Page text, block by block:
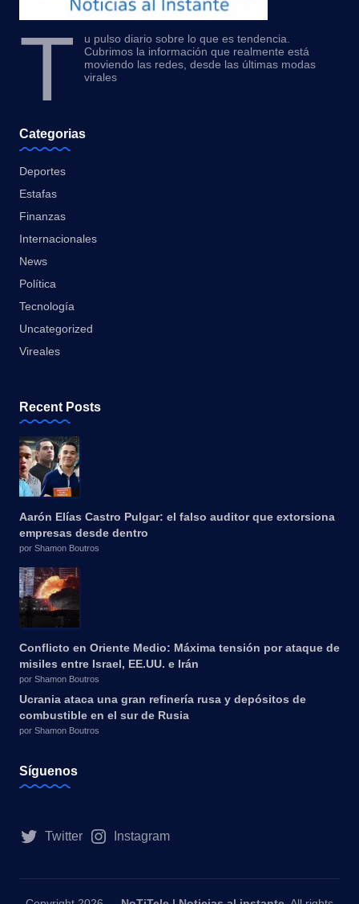
T
u pulso diario sobre lo que es tendencia.
Cubrimos la información que realmente está
moviendo las redes, desde las últimas modas
virales
Categorias
Deportes
Estafas
Finanzas
Internacionales
News
Política
Tecnología
Uncategorized
Vireales
Recent Posts
Aarón Elías Castro Pulgar: el falso auditor que extorsiona
empresas desde dentro
por Shamon Boutros
Conflicto en Oriente Medio: Máxima tensión por ataque de
misiles entre Israel, EE.UU. e Irán
por Shamon Boutros
Ucrania ataca una gran refinería rusa y depósitos de
combustible en el sur de Rusia
por Shamon Boutros
Síguenos
Twitter Instagram